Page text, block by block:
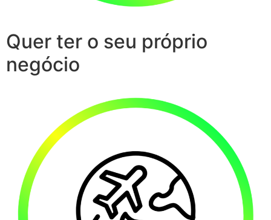
Quer ter o seu próprio
negócio